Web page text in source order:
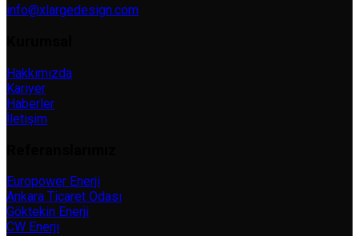
info@xlargedesign.com
Hakkımızda
Kariyer
Haberler
İletişim
Europower Enerji
Ankara Ticaret Odası
Göktekin Enerji
CW Enerji